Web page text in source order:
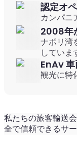
認定オ
カンパニ
2008年
ナポリ湾
していま
EnAv
観光に特
私たちの旅客輸送
全で信頼できるサ